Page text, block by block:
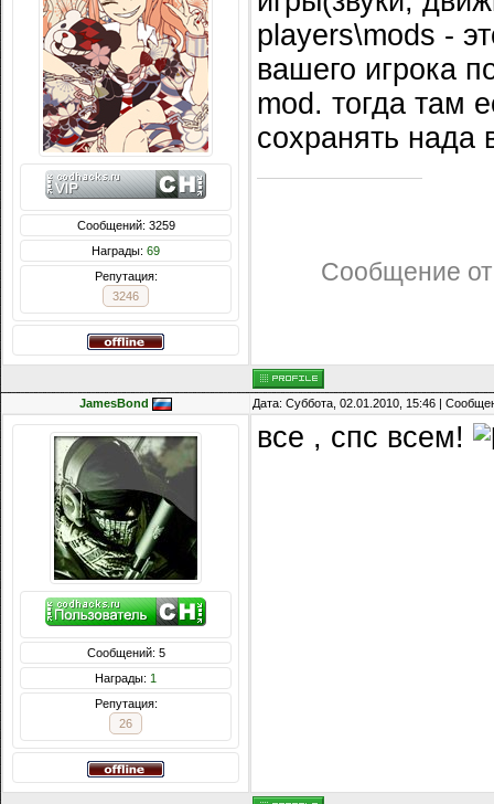
Сообщений: 3259
Награды: 69
Репутация:
3246
players\mods -
вашего игрока
mod. тогда там
сохранять нада
Сообщение
JamesBond Дата: Суббота, 02.01.2010, 15:46 |
Сообщений: 5
Награды: 1
Репутация:
26
все , спс всем!